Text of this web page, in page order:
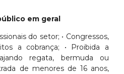
em geral
do setor; • Congressos,
a cobrança; • Proibida a
regata, bermuda ou
de menores de 16 anos,